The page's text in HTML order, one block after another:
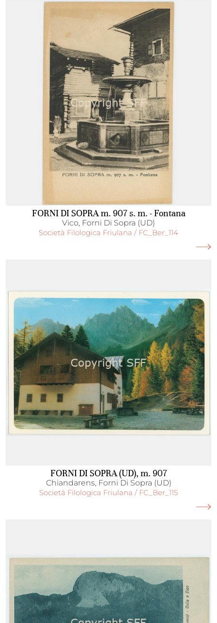
FORNI DI SOPRA m. 907 s. m. - Fontana
Vico, Forni Di Sopra (UD)
Società Filologica Friulana / FC_Ber_114
FORNI DI SOPRA (UD), m. 907
Chiandarens, Forni Di Sopra (UD)
Società Filologica Friulana / FC_Ber_115